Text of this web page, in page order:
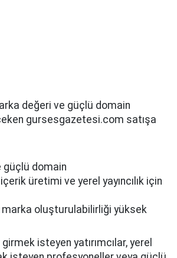
değeri ve güçlü domain
gursesgazetesi.com satışa
güçlü domain
üretimi ve yerel yayıncılık için
marka oluşturulabilirliği yüksek
isteyen yatırımcılar, yerel